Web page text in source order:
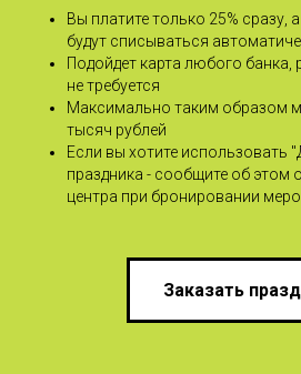
Вы платите только 25% сразу,
будут списываться
Подойдет карта любого банка,
не требуется
Максимально таким образом
тысяч рублей
Если вы хотите использовать
праздника - сообщите об этом
центра при бронировании
Заказать